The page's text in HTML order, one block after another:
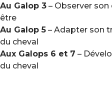
Au Galop 3 – Observer
être
Au Galop 5 – Adapter son
du cheval
Aux Galops 6 et 7 –
du cheval